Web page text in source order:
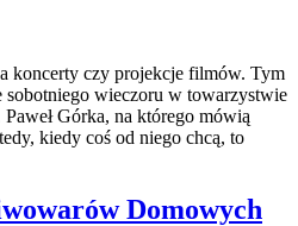
koncerty czy projekcje filmów. Tym
sobotniego wieczoru w towarzystwie
Górka, na którego mówią
kiedy coś od niego chcą, to
Domowych